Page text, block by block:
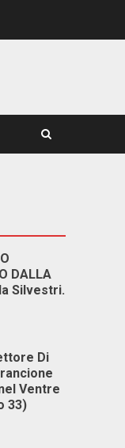
DALLA
Silvestri.
Di
Ventre
33)